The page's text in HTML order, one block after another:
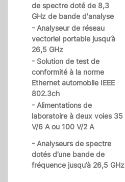
de spectre doté de 8,3
GHz de bande d'analyse
- Analyseur de réseau
vectoriel portable jusqu’à
26,5 GHz
- Solution de test de
conformité à la norme
Ethernet automobile IEEE
802.3ch
- Alimentations de
laboratoire à deux voies 35
V/6 A ou 100 V/2 A
- Analyseurs de spectre
dotés d’une bande de
fréquence jusqu’à 26,5 GHz